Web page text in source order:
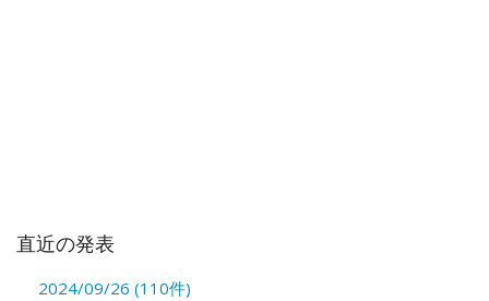
直近の発表
2024/09/26 (110件)